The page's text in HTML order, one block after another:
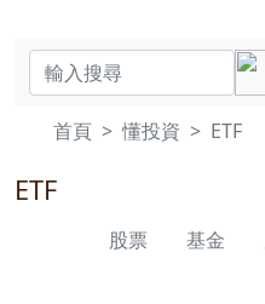
首頁 懂投資 ETF
ETF
股票 基金